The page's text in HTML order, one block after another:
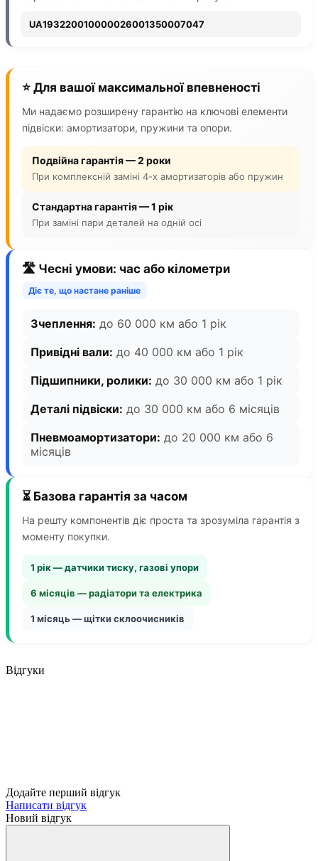
UA193220010000026001350007047
⭐ Для вашої максимальної впевненості
Ми надаємо розширену гарантію на ключові елементи
підвіски: амортизатори, пружини та опори.
Подвійна гарантія — 2 роки
При комплексній заміні 4-х амортизаторів або пружин
Стандартна гарантія — 1 рік
При заміні пари деталей на одній осі
🛣️ Чесні умови: час або кілометри
Діє те, що настане раніше
Зчеплення: до 60 000 км або 1 рік
Привідні вали: до 40 000 км або 1 рік
Підшипники, ролики: до 30 000 км або 1 рік
Деталі підвіски: до 30 000 км або 6 місяців
Пневмоамортизатори: до 20 000 км або 6
місяців
⏳ Базова гарантія за часом
На решту компонентів діє проста та зрозуміла гарантія з
моменту покупки.
1 рік — датчики тиску, газові упори
6 місяців — радіатори та електрика
1 місяць — щітки склоочисників
Відгуки
Додайте перший відгук
Написати відгук
Новий відгук